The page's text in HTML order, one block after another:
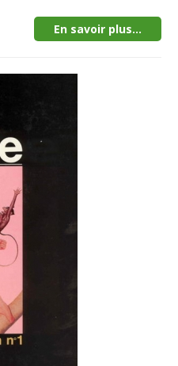
En savoir plus...